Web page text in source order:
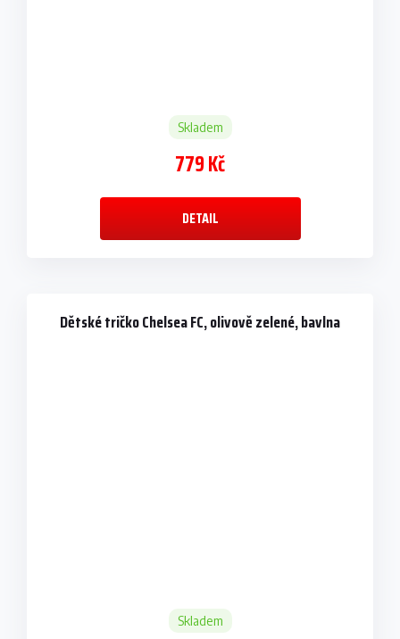
Skladem
779 Kč
DETAIL
Dětské tričko Chelsea FC, olivově zelené, bavlna
Skladem